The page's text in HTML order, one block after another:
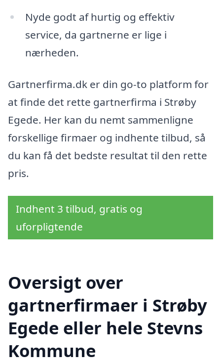
Nyde godt af hurtig og effektiv
service, da gartnerne er lige i
nærheden.
Gartnerfirma.dk er din go-to platform for
at finde det rette gartnerfirma i Strøby
Egede. Her kan du nemt sammenligne
forskellige firmaer og indhente tilbud, så
du kan få det bedste resultat til den rette
pris.
Indhent 3 tilbud, gratis og
uforpligtende
Oversigt over
gartnerfirmaer i Strøby
Egede eller hele Stevns
Kommune